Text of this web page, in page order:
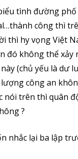
tình đường
công thì
thì hy vọng Việt
đó không thể
(chủ yếu là dư
công an
nói trên thì quân
?
nhắc lại ba lập